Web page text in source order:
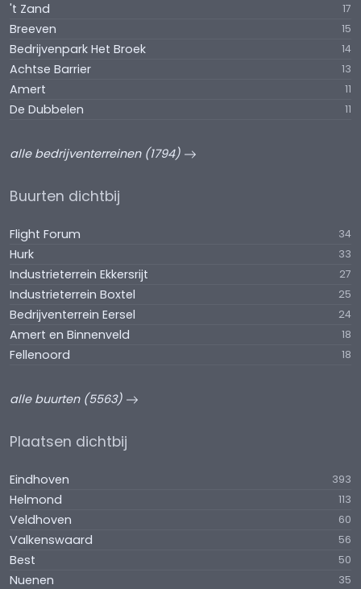
't Zand 17
Breeven 15
Bedrijvenpark Het Broek 14
Achtse Barrier 13
Amert 11
De Dubbelen 11
alle bedrijventerreinen (1794)
Buurten dichtbij
Flight Forum 34
Hurk 33
Industrieterrein Ekkersrijt 27
Industrieterrein Boxtel 25
Bedrijventerrein Eersel 24
Amert en Binnenveld 18
Fellenoord 18
alle buurten (5563)
Plaatsen dichtbij
Eindhoven 393
Helmond 113
Veldhoven 60
Valkenswaard 56
Best 50
Nuenen 35